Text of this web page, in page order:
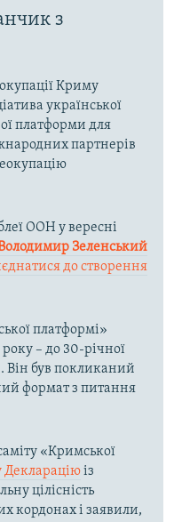
з
Криму
української
платформи для
партнерів
ООН у вересні
Зеленський
до створення
платформі»
року – до 30-річної
Він був покликаний
формат з питання
«Кримської
Деклараціюіз
цілісність
кордонах і заявили,